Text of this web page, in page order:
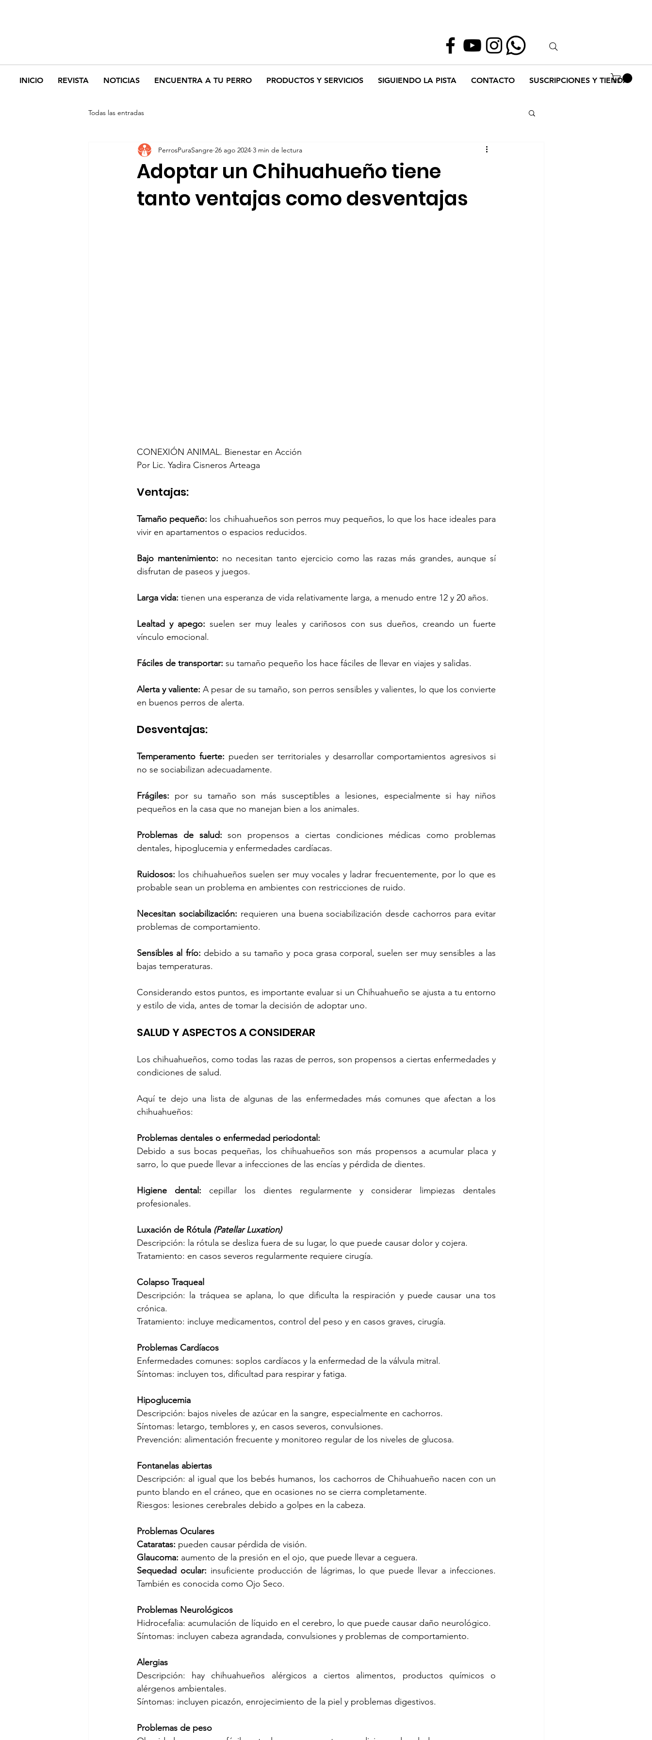
INICIO REVISTA NOTICIAS ENCUENTRA A TU PERRO PRODUCTOS Y SERVICIOS SIGUIENDO LA PISTA CONTACTO SUSCRIPCIONES Y TIENDA
Todas las entradas
Adoptar un Chihuahueño tiene
tanto ventajas como desventajas
PerrosPuraSangre 26 ago 2024 3 min de lectura
CONEXIÓN ANIMAL. Bienestar en Acción
Por Lic. Yadira Cisneros Arteaga
Ventajas:
Tamaño pequeño: los chihuahueños son perros muy pequeños, lo que los hace ideales para
vivir en apartamentos o espacios reducidos.
Bajo mantenimiento: no necesitan tanto ejercicio como las razas más grandes, aunque sí
disfrutan de paseos y juegos.
Larga vida: tienen una esperanza de vida relativamente larga, a menudo entre 12 y 20 años.
Lealtad y apego: suelen ser muy leales y cariñosos con sus dueños, creando un fuerte
vínculo emocional.
Fáciles de transportar: su tamaño pequeño los hace fáciles de llevar en viajes y salidas.
Alerta y valiente: A pesar de su tamaño, son perros sensibles y valientes, lo que los convierte
en buenos perros de alerta.
Desventajas:
Temperamento fuerte: pueden ser territoriales y desarrollar comportamientos agresivos si
no se sociabilizan adecuadamente.
Frágiles: por su tamaño son más susceptibles a lesiones, especialmente si hay niños
pequeños en la casa que no manejan bien a los animales.
Problemas de salud: son propensos a ciertas condiciones médicas como problemas
dentales, hipoglucemia y enfermedades cardíacas.
Ruidosos: los chihuahueños suelen ser muy vocales y ladrar frecuentemente, por lo que es
probable sean un problema en ambientes con restricciones de ruido.
Necesitan sociabilización: requieren una buena sociabilización desde cachorros para evitar
problemas de comportamiento.
Sensibles al frío: debido a su tamaño y poca grasa corporal, suelen ser muy sensibles a las
bajas temperaturas.
Considerando estos puntos, es importante evaluar si un Chihuahueño se ajusta a tu entorno
y estilo de vida, antes de tomar la decisión de adoptar uno.
SALUD Y ASPECTOS A CONSIDERAR
Los chihuahueños, como todas las razas de perros, son propensos a ciertas enfermedades y
condiciones de salud.
Aquí te dejo una lista de algunas de las enfermedades más comunes que afectan a los
chihuahueños:
Problemas dentales o enfermedad periodontal:
Debido a sus bocas pequeñas, los chihuahueños son más propensos a acumular placa y
sarro, lo que puede llevar a infecciones de las encías y pérdida de dientes.
Higiene dental: cepillar los dientes regularmente y considerar limpiezas dentales
profesionales.
Luxación de Rótula (Patellar Luxation)
Descripción: la rótula se desliza fuera de su lugar, lo que puede causar dolor y cojera.
Tratamiento: en casos severos regularmente requiere cirugía.
Colapso Traqueal
Descripción: la tráquea se aplana, lo que dificulta la respiración y puede causar una tos
crónica.
Tratamiento: incluye medicamentos, control del peso y en casos graves, cirugía.
Problemas Cardíacos
Enfermedades comunes: soplos cardíacos y la enfermedad de la válvula mitral.
Síntomas: incluyen tos, dificultad para respirar y fatiga.
Hipoglucemia
Descripción: bajos niveles de azúcar en la sangre, especialmente en cachorros.
Síntomas: letargo, temblores y, en casos severos, convulsiones.
Prevención: alimentación frecuente y monitoreo regular de los niveles de glucosa.
Fontanelas abiertas
Descripción: al igual que los bebés humanos, los cachorros de Chihuahueño nacen con un
punto blando en el cráneo, que en ocasiones no se cierra completamente.
Riesgos: lesiones cerebrales debido a golpes en la cabeza.
Problemas Oculares
Cataratas: pueden causar pérdida de visión.
Glaucoma: aumento de la presión en el ojo, que puede llevar a ceguera.
Sequedad ocular: insuficiente producción de lágrimas, lo que puede llevar a infecciones.
También es conocida como Ojo Seco.
Problemas Neurológicos
Hidrocefalia: acumulación de líquido en el cerebro, lo que puede causar daño neurológico.
Síntomas: incluyen cabeza agrandada, convulsiones y problemas de comportamiento.
Alergias
Descripción: hay chihuahueños alérgicos a ciertos alimentos, productos químicos o
alérgenos ambientales.
Síntomas: incluyen picazón, enrojecimiento de la piel y problemas digestivos.
Problemas de peso